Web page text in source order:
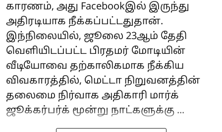
காரணம், அது Facebookஇல் இருந்து
அதிரடியாக நீக்கப்பட்டதுதான்.
இந்நிலையில், ஜூலை 23ஆம் தேதி
வெளியிடப்பட்ட பிரதமர் மோடியின்
வீடியோவை தற்காலிகமாக நீக்கிய
விவகாரத்தில், மெட்டா நிறுவனத்தின்
தலைமை நிர்வாக அதிகாரி மார்க்
ஜூக்கர்பர்க் மூன்று நாட்களுக்கு ...